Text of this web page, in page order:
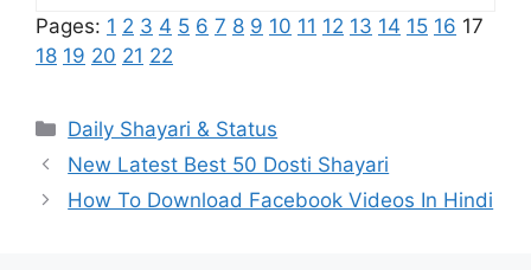
Pages: 1 2 3 4 5 6 7 8 9 10 11 12 13 14 15 16 17
18 19 20 21 22
Categories
Daily Shayari & Status
New Latest Best 50 Dosti Shayari
How To Download Facebook Videos In Hindi